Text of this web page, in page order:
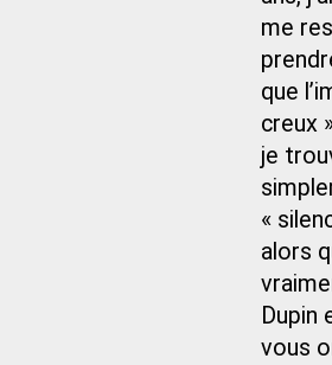
me
que
creux
je
«
alors
Dupin
vous